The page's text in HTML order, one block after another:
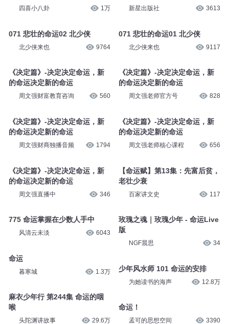
四喜小八卦 1万
071 悲壮的命运02 北少侠
北少侠来也 9764
《决定篇》-决定决定命运，新
的命运决定新的命运
周文强财富教育咨询 560
《决定篇》-决定决定命运，新
的命运决定新的命运
周文强财商独播音频 1794
《决定篇》-决定决定命运，新
的命运决定新的命运
周文强直播中 346
775 命运掌握在少数人手中
风清云未淡 6043
命运
暮寒城 1.3万
麻衣少年行 第244集 命运的咽
喉
头陀渊讲故事 29.6万
新星出版社 3613
071 悲壮的命运01 北少侠
北少侠来也 9117
《决定篇》-决定决定命运，新
的命运决定新的命运
周文强老师官方号 828
《决定篇》-决定决定命运，新
的命运决定新的命运
周文强老师核心课程 656
【命运赋】第13集：先富后贫，
老壮少衰
百家讲文史 117
玫瑰之魂｜玫瑰少年 - 命运Live
版
NGF晨思 34
少年风水师 101 命运的安排
为她读书的海声 12.8万
命运！
孟可的思想空间 3390